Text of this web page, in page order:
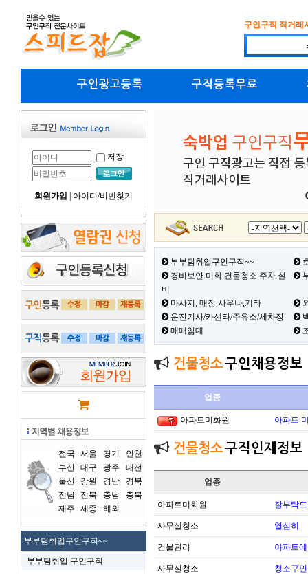
구인구직 직거래
구인광고등록 구직등록무료
저장
회원가입 아이디/비번찾기
전국 서울 경기
인천
부산 대구 광주
대전
울산
강원 경남
경북
전남
전북 충남
충북
제주
세종 해외
부부팀취업구인구직~~
부부팀취업 구인구직
부부팀취업구인구직~~
경비보안.미화.건물청소.주차.설
비
마사지, 매장.사우나,기타
운전기사/카센타/주유소/세차장
매매임대
건물청소구인채용정보
업종
아파트미화원 아파트
건물청소구직인재정보
업종
아파트미화원 잘부탁
사무실청소 열심히
건물관리 아파트
사무실청소 청소구인